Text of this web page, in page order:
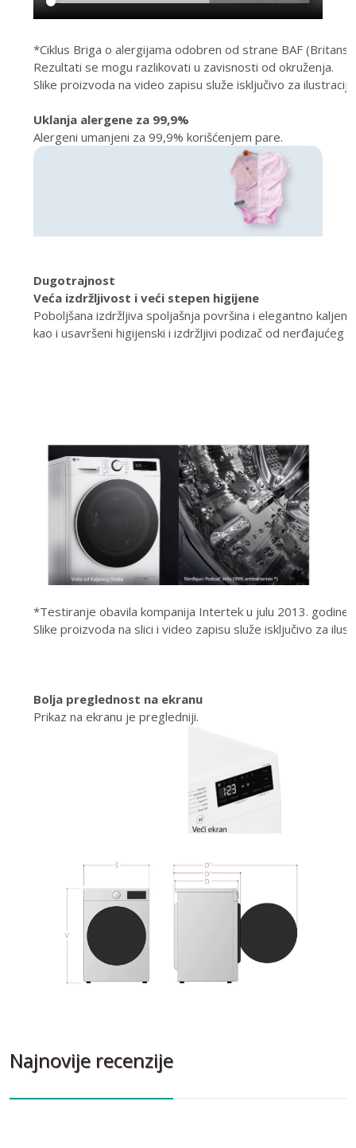
*Ciklus Briga o alergijama odobren od strane BAF
Rezultati se mogu razlikovati u zavisnosti od okruženja.
Slike proizvoda na video zapisu služe isključivo za
Uklanja alergene za 99,9%
Alergeni umanjeni za 99,9% korišćenjem pare.
Dugotrajnost
Veća izdržljivost i veći stepen higijene
Poboljšana izdržljiva spoljašnja površina i elegantno
kao i usavršeni higijenski i izdržljivi podizač od nerđajućeg
*Testiranje obavila kompanija Intertek u julu 2013.
Slike proizvoda na slici i video zapisu služe isključivo za
Bolja preglednost na ekranu
Prikaz na ekranu je pregledniji.
Najnovije recenzije